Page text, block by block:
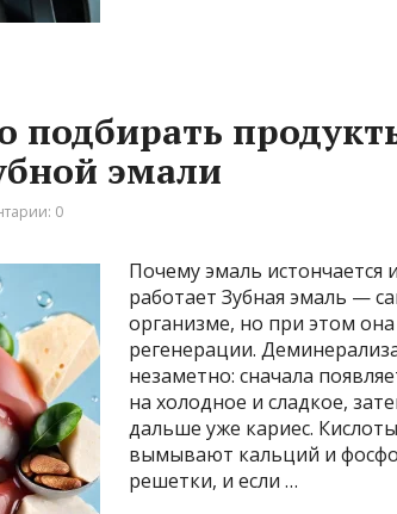
подбирать
эмали
0
Почему эмаль истончается
работает Зубная эмаль —
организме, но при этом она
регенерации.
незаметно: сначала
на холодное и сладкое,
дальше уже кариес.
вымывают кальций и
решетки, и если …